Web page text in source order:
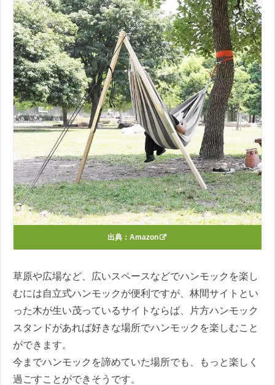
出典： Amazon
草原や広場など、広いスペースなどでハンモックを楽し
むには自立式ハンモックが便利ですが、林間サイトとい
った木が生い茂っているサイトならば、片方ハンモック
スタンドがあれば好きな場所でハンモックを楽しむこと
ができます。
今までハンモックを諦めていた場所でも、もっと楽しく
過ごすことができそうです。